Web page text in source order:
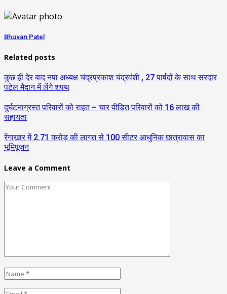
Bhuvan Patel
Related posts
कुछ ही देर बाद नपा अध्यक्ष चंद्रप्रकाश चंद्रवंशी , 27 पार्षदों के साथ सरदार
पटेल मैदान में लेंगे शपथ
दुर्घटनाग्रस्त परिवारों को राहत – चार पीड़ित परिवारों को 16 लाख की
सहायता
रेंगाखार में 2.71 करोड़ की लागत से 100 सीटर आधुनिक छात्रावास का
भूमिपूजन
Leave a Comment